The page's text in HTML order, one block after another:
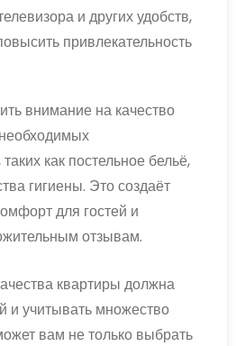
и других удобств,
привлекательность
внимание на качество
как постельное бельё,
гигиены. Это создаёт
для гостей и
отзывам.
квартиры должна
и учитывать множество
вам не только выбрать